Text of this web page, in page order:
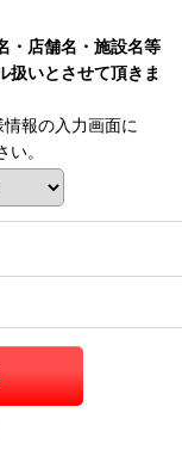
・店舗名・施設名等
扱いとさせて頂きま
報の入力画面に
。